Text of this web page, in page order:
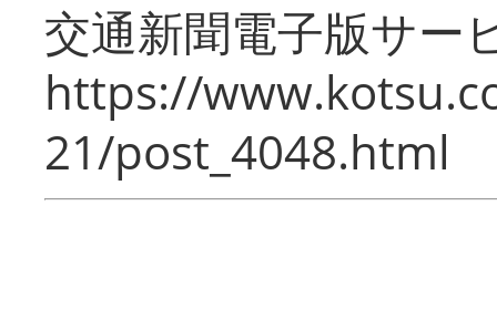
交通新聞電子版サー
https://
21/post_4048.html